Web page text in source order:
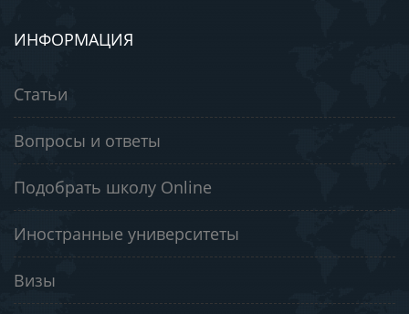
ИНФОРМАЦИЯ
Статьи
Вопросы и ответы
Подобрать школу Online
Иностранные университеты
Визы